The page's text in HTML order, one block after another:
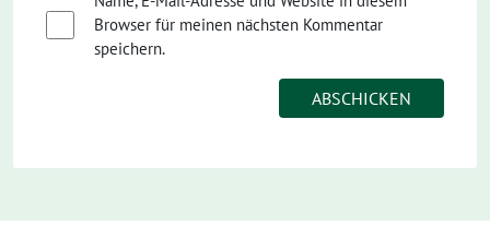
Browser für meinen nächsten Kommentar
speichern.